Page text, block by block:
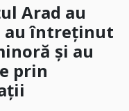
Arad au
au întreținut
și au
prin